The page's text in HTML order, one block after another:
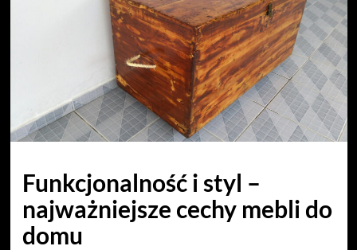
Funkcjonalność i styl –
najważniejsze cechy mebli do
domu